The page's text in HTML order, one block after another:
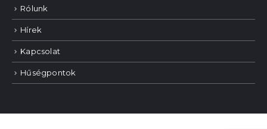
Rólunk
Hírek
Kapcsolat
Hűségpontok